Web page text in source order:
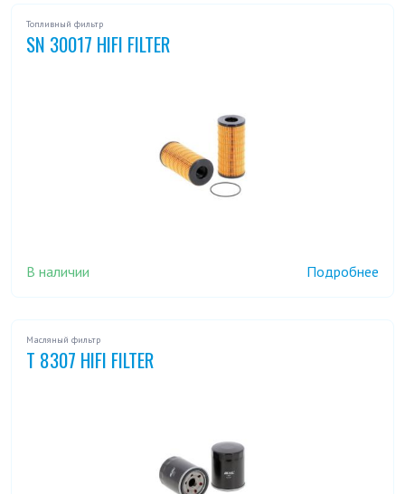
Топливный фильтр
SN 30017 HIFI FILTER
В наличии Подробнее
Масляный фильтр
T 8307 HIFI FILTER